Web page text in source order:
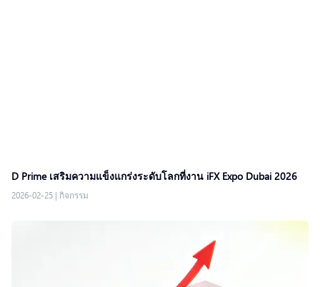
D Prime เสริมความแข็งแกร่งระดับโลกที่งาน iFX Expo Dubai 2026
2026-02-25 | กิจกรรม